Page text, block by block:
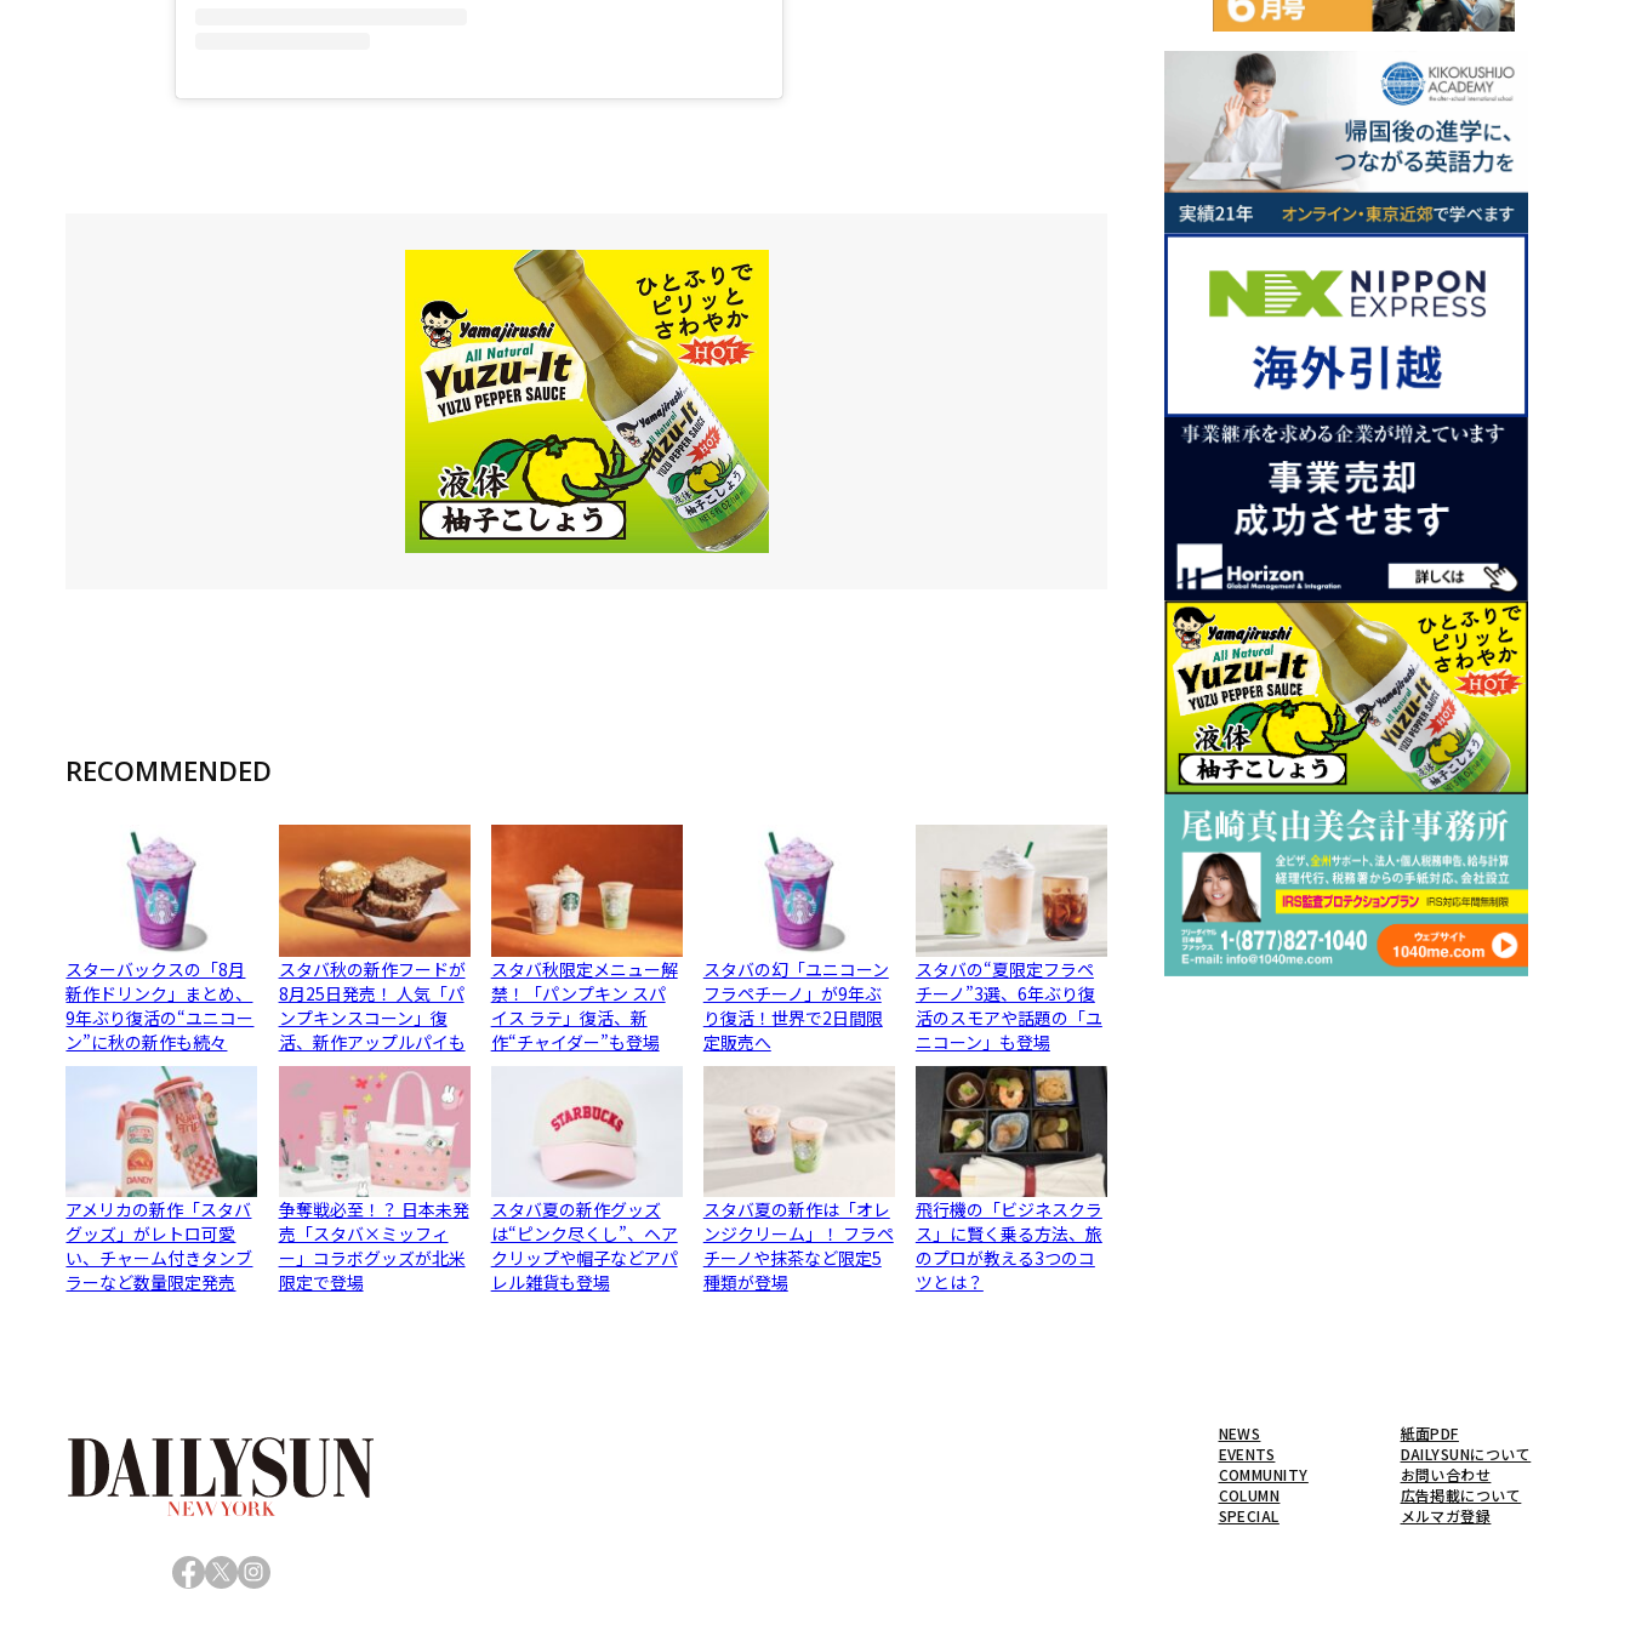
RECOMMENDED
スターバックスの「8月
新作ドリンク」まとめ、
9年ぶり復活の“ユニコー
ン”に秋の新作も続々
スタバ秋の新作フードが
8月25日発売！ 人気「パ
ンプキンスコーン」復
活、新作アップルパイも
スタバ秋限定メニュー解
禁！「パンプキン スパ
イス ラテ」復活、新
作“チャイダー”も登場
スタバの幻「ユニコーン
フラペチーノ」が9年ぶ
り復活！世界で2日間限
定販売へ
スタバの“夏限定フラペ
チーノ”3選、6年ぶり復
活のスモアや話題の「ユ
ニコーン」も登場
アメリカの新作「スタバ
グッズ」がレトロ可愛
い、チャーム付きタンブ
ラーなど数量限定発売
争奪戦必至！？ 日本未発
売「スタバ×ミッフィ
ー」コラボグッズが北米
限定で登場
スタバ夏の新作グッズ
は“ピンク尽くし”、ヘア
クリップや帽子などアパ
レル雑貨も登場
スタバ夏の新作は「オレ
ンジクリーム」！ フラペ
チーノや抹茶など限定5
種類が登場
飛行機の「ビジネスクラ
ス」に賢く乗る方法、旅
のプロが教える3つのコ
ツとは？
Facebook
X Instagram
NEWS
EVENTS
COMMUNITY
COLUMN
SPECIAL
紙面PDF
DAILYSUNについて
お問い合わせ
広告掲載について
メルマガ登録